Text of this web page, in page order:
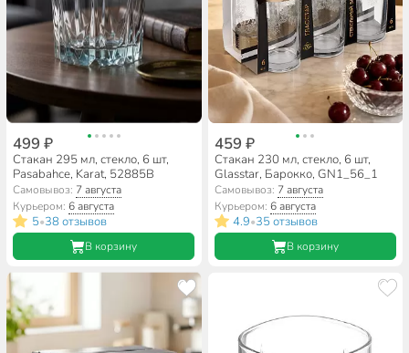
499 ₽
Стакан 295 мл, стекло, 6 шт,
Pasabahce, Karat, 52885B
Самовывоз: 7 августа
Курьером:6 августа
5•38 отзывов
В корзину
459 ₽
Стакан 230 мл, стекло, 6 шт,
Glasstar, Барокко, GN1_56_1
Самовывоз: 7 августа
Курьером: 6 августа
4.9•35 отзывов
В корзину